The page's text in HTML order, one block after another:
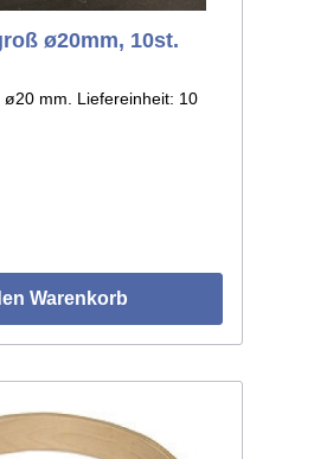
ø20mm, 10st.
ø20 mm. Liefereinheit: 10
Warenkorb